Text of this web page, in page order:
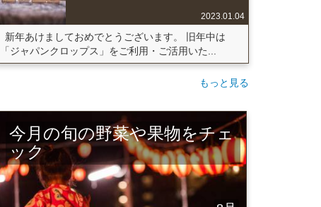
2023.01.04
新年あけましておめでとうございます。 旧年中は
「ジャパンクロップス」をご利用・ご活用いた...
もっと見る
今月の旬の野菜や果物をチェ
ック